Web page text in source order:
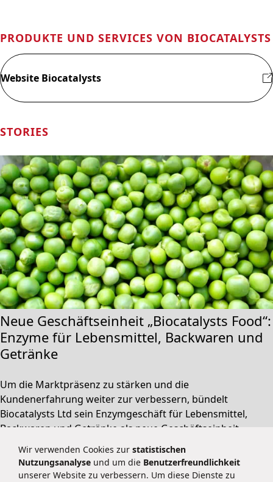
PRODUKTE UND SERVICES VON BIOCATALYSTS
Website Biocatalysts
STORIES
Neue Geschäftseinheit „Biocatalysts Food“:
Enzyme für Lebensmittel, Backwaren und
Getränke
Um die Marktpräsenz zu stärken und die
Kundenerfahrung weiter zur verbessern, bündelt
Biocatalysts Ltd sein Enzymgeschäft für Lebensmittel,
Backwaren und Getränke als neue Geschäftseinheit
Biocatalysts Food.
Wir verwenden Cookies zur statistischen
Nutzungsanalyse und um die Benutzerfreundlichkeit
unserer Website zu verbessern. Um diese Dienste zu